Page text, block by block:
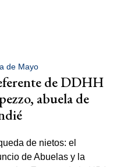
de Mayo
de DDHH
abuela de